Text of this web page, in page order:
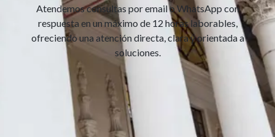
Atendemos consultas por email o WhatsApp con
respuesta en un máximo de 12 horas laborables,
ofreciendo una atención directa, clara y orientada a
soluciones.